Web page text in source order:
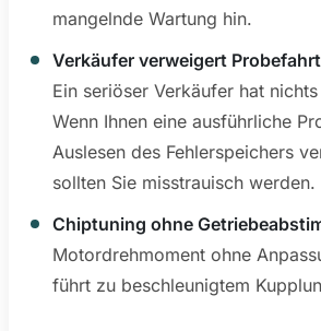
mangelnde Wartung hin.
Verkäufer verweigert
Ein seriöser Verkäufer hat
Wenn Ihnen eine ausführliche
Auslesen des Fehlerspeichers
sollten Sie misstrauisch werden.
Chiptuning ohne
Motordrehmoment ohne
führt zu beschleunigtem